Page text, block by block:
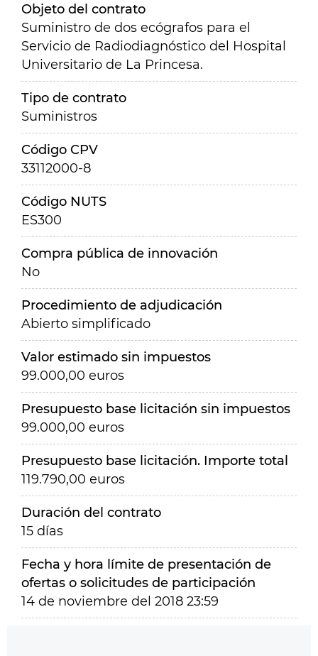
Objeto del contrato
Suministro de dos ecógrafos para el
Servicio de Radiodiagnóstico del Hospital
Universitario de La Princesa.
Tipo de contrato
Suministros
Código CPV
33112000-8
Código NUTS
ES300
Compra pública de innovación
No
Procedimiento de adjudicación
Abierto simplificado
Valor estimado sin impuestos
99.000,00 euros
Presupuesto base licitación sin impuestos
99.000,00 euros
Presupuesto base licitación. Importe total
119.790,00 euros
Duración del contrato
15 días
Fecha y hora límite de presentación de
ofertas o solicitudes de participación
14 de noviembre del 2018 23:59